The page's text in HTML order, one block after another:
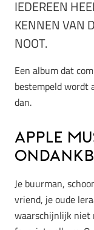
IEDEREEN
KENNEN VAN
NOOT.
Een album dat
bestempeld wordt
dan.
Apple
Je buurman,
vriend, je oude
waarschijnlijk niet